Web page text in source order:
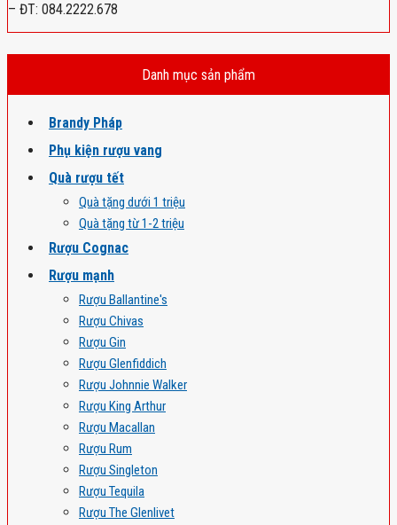
– ĐT: 084.2222.678
Danh mục sản phẩm
Brandy Pháp
Phụ kiện rượu vang
Quà rượu tết
Quà tặng dưới 1 triệu
Quà tặng từ 1-2 triệu
Rượu Cognac
Rượu mạnh
Rượu Ballantine's
Rượu Chivas
Rượu Gin
Rượu Glenfiddich
Rượu Johnnie Walker
Rượu King Arthur
Rượu Macallan
Rượu Rum
Rượu Singleton
Rượu Tequila
Rượu The Glenlivet